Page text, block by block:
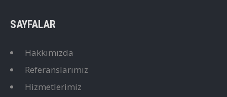
SAYFALAR
Hakkımızda
Referanslarımız
Hizmetlerimiz